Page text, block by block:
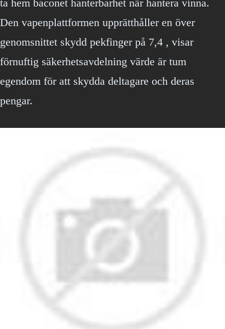
ta hem baconet hanterbarhet när hantera vinna.
Den vapenplattformen upprätthåller en över
genomsnittet skydd pekfinger på 7,4 , visar
förnuftig säkerhetsavdelning värde är tum
egendom för att skydda deltagare och deras
pengar.